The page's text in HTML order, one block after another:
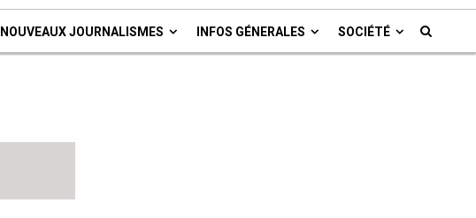
NOUVEAUX JOURNALISMES INFOS GÉNERALES SOCIÉTÉ